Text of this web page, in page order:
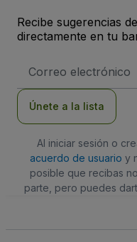
Recibe sugerencias
directamente en tu
de
Únete a la lista
Al iniciar sesión o
acuerdo de usuario y
posible que recibas
parte, pero puedes